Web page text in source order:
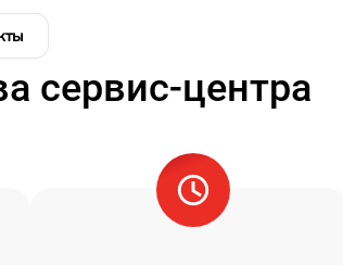
сервис-центра